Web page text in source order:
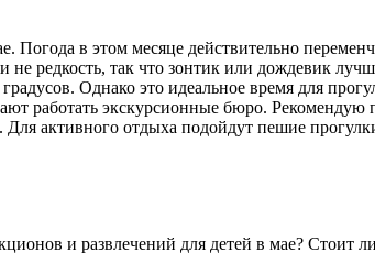
в этом месяце действительно
редкость, так что зонтик или дождевик
Однако это идеальное время для
работать экскурсионные бюро.
активного отдыха подойдут пешие
и развлечений для детей в мае? Стоит